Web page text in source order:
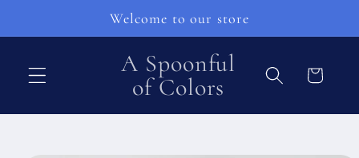
контенту
Welcome to our store
A Spoonful
of Colors
Корзина